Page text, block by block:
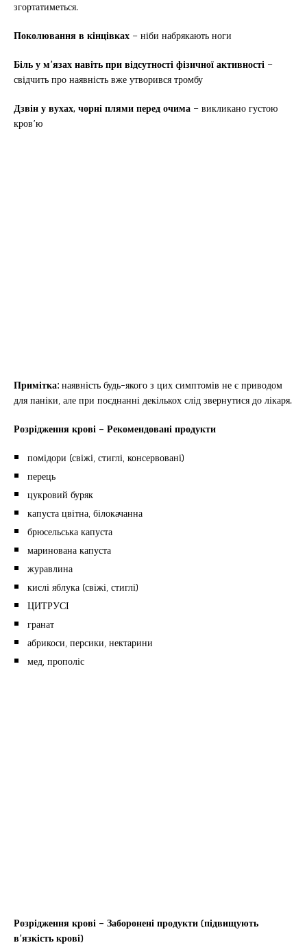
згортатиметься.
Поколювання в кінцівках – ніби набрякають ноги
Біль у м’язах навіть при відсутності фізичної активності –
свідчить про наявність вже утворився тромбу
Дзвін у вухах, чорні плями перед очима – викликано густою
кров’ю
Примітка:наявність будь-якого з цих симптомів не є приводом
для паніки, але при поєднанні декількох слід звернутися до лікаря.
Розрідження крові – Рекомендовані продукти
помідори (свіжі, стиглі, консервовані)
перець
цукровий буряк
капуста цвітна, білокачанна
брюсельська капуста
маринована капуста
журавлина
кислі яблука (свіжі, стиглі)
ЦИТРУСІ
гранат
абрикоси, персики, нектарини
мед, прополіс
Розрідження крові – Заборонені продукти (підвищують
в’язкість крові)